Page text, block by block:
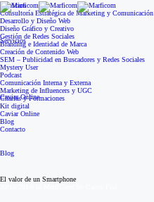
Servicios
Caviar Online
Blog
Servicios
Consultoría Estratégica de Marketing y Comunicación
Desarrollo y Diseño Web
Diseño Gráfico y Creativo
Gestión de Redes Sociales
Branding e Identidad de Marca
Creación de Contenido Web
SEM – Publicidad en Buscadores y Redes Sociales
Mystery User
Podcast
Comunicación Interna y Externa
Marketing de Influencers y UGC
Charlas y Formaciones
Kit digital
Caviar Online
Blog
Contacto
El valor de un Smartphone